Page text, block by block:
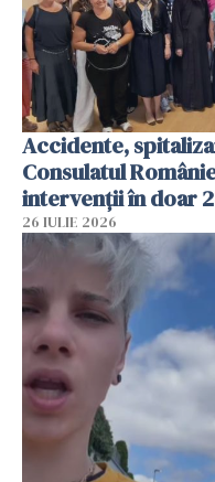
Accidente,
Consulatul
intervenții în doar
26 IULIE 2026